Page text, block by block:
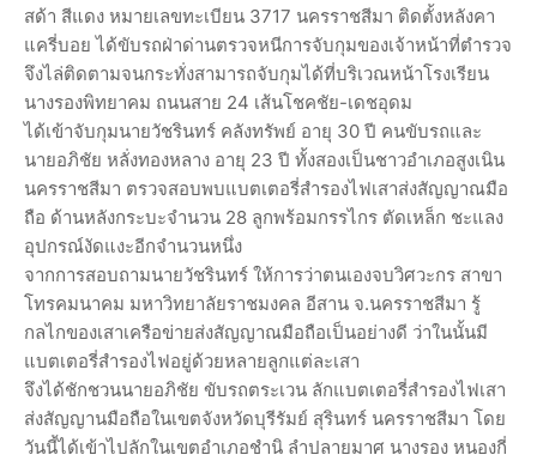
สด้า สีแดง หมายเลขทะเบียน 3717 นครราชสีมา ติดตั้งหลังคา
แครี่บอย ได้ขับรถฝ่าด่านตรวจหนีการจับกุมของเจ้าหน้าที่ตำรวจ
จึงไล่ติดตามจนกระทั่งสามารถจับกุมได้ที่บริเวณหน้าโรงเรียน
นางรองพิทยาคม ถนนสาย 24 เส้นโชคชัย-เดชอุดม
ได้เข้าจับกุมนายวัชรินทร์ คลังทรัพย์ อายุ 30 ปี คนขับรถและ
นายอภิชัย หลั่งทองหลาง อายุ 23 ปี ทั้งสองเป็นชาวอำเภอสูงเนิน
นครราชสีมา ตรวจสอบพบแบตเตอรี่สำรองไฟเสาส่งสัญญาณมือ
ถือ ด้านหลังกระบะจำนวน 28 ลูกพร้อมกรรไกร ตัดเหล็ก ชะแลง
อุปกรณ์งัดแงะอีกจำนวนหนึ่ง
จากการสอบถามนายวัชรินทร์ ให้การว่าตนเองจบวิศวะกร สาขา
โทรคมนาคม มหาวิทยาลัยราชมงคล อีสาน จ.นครราชสีมา รู้
กลไกของเสาเครือข่ายส่งสัญญาณมือถือเป็นอย่างดี ว่าในนั้นมี
แบตเตอรี่สำรองไฟอยู่ด้วยหลายลูกแต่ละเสา
จึงได้ชักชวนนายอภิชัย ขับรถตระเวน ลักแบตเตอรี่สำรองไฟเสา
ส่งสัญญานมือถือในเขตจังหวัดบุรีรัมย์ สุรินทร์ นครราชสีมา โดย
วันนี้ได้เข้าไปลักในเขตอำเภอชำนิ ลำปลายมาศ นางรอง หนองกี่